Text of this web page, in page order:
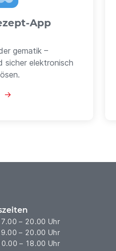
App
gematik –
sicher elektronisch
→
7.00 – 20.00 Uhr
9.00 – 20.00 Uhr
– 18.00 Uhr